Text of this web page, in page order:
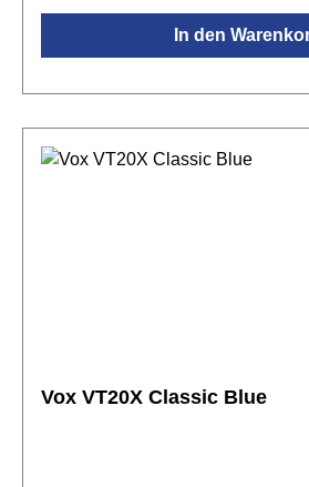
VT20X/VT40X Amps stellt Vox
Modeling-Engine vor, die in
VET-Technologie (Virtual
beruht, warten die VTX-Verstärker
Röhrenverstärkers einfach
Schaltung bieten die VTX-
In den
Vox VT20X Classic Blue